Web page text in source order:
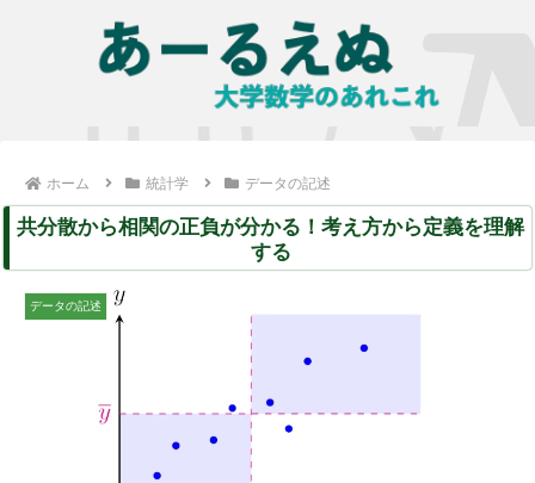
ホーム 統計学 データの記述
共分散から相関の正負が分かる！考え方から定義を理解
する
データの記述